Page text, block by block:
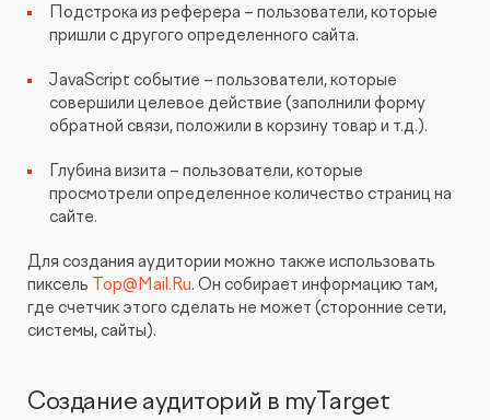
Подстрока из реферера – пользователи, которые
пришли с другого определенного сайта.
JavaScript событие – пользователи, которые
совершили целевое действие (заполнили форму
обратной связи, положили в корзину товар и т.д.).
Глубина визита – пользователи, которые
просмотрели определенное количество страниц на
сайте.
Для создания аудитории можно также использовать
пиксель Top@Mail.Ru. Он собирает информацию там,
где счетчик этого сделать не может (сторонние сети,
системы, сайты).
Создание аудиторий в myTarget